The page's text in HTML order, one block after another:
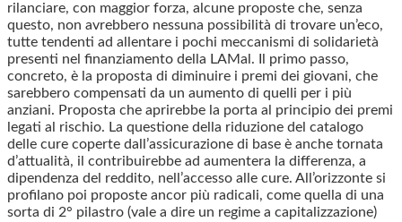
rilanciare, con maggior forza, alcune proposte che, senza
questo, non avrebbero nessuna possibilità di trovare un’eco,
tutte tendenti ad allentare i pochi meccanismi di solidarietà
presenti nel finanziamento della LAMal. Il primo passo,
concreto, è la proposta di diminuire i premi dei giovani, che
sarebbero compensati da un aumento di quelli per i più
anziani. Proposta che aprirebbe la porta al principio dei premi
legati al rischio. La questione della riduzione del catalogo
delle cure coperte dall’assicurazione di base è anche tornata
d’attualità, il contribuirebbe ad aumentera la differenza, a
dipendenza del reddito, nell’accesso alle cure. All’orizzonte si
profilano poi proposte ancor più radicali, come quella di una
sorta di 2° pilastro (vale a dire un regime a capitalizzazione)